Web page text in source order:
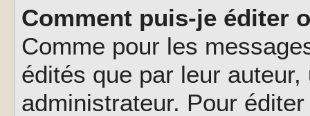
Comment puis-je éditer
Comme pour les
édités que par leur
administrateur. Pour